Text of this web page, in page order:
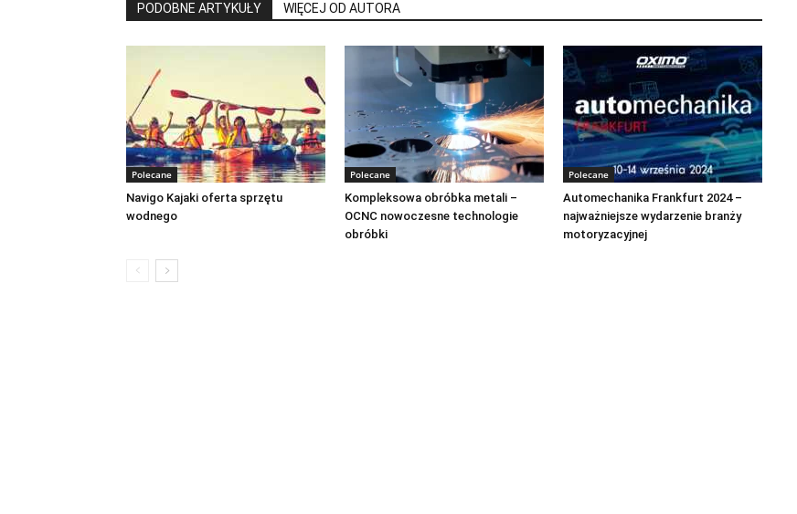
PODOBNE ARTYKUŁY WIĘCEJ OD AUTORA
Polecane
Navigo Kajaki oferta sprzętu
wodnego
Polecane
Kompleksowa obróbka metali –
OCNC nowoczesne technologie
obróbki
Polecane
Automechanika Frankfurt 2024 –
najważniejsze wydarzenie branży
motoryzacyjnej